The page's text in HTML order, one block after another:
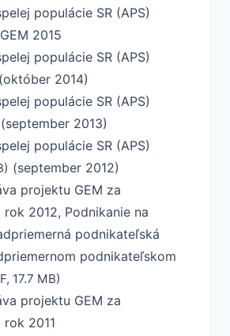
populácie SR (APS)
GEM 2015
populácie SR (APS)
(október 2014)
populácie SR (APS)
(september 2013)
populácie SR (APS)
(september 2012)
projektu GEM za
rok 2012, Podnikanie na
podnikateľská
podnikateľskom
17.7 MB)
projektu GEM za
2011